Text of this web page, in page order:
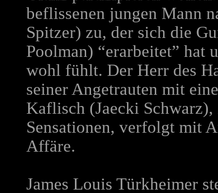
beflissenen jungen Mann
Spitzer) zu, der sich die
Poolman) “erarbeitet” hat
wohl fühlt. Der Herr des
seiner Angetrauten mit
Kaflisch (Jaecki
Sensationen, verfolgt mit
Affäre.
James Louis Türkheimer